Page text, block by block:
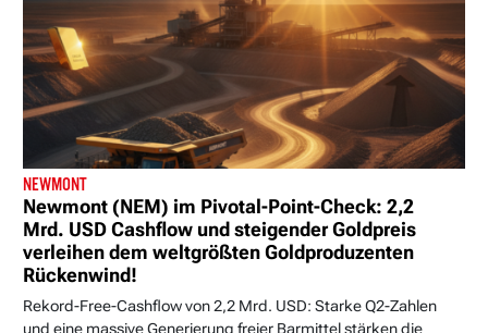
NEWMONT
Newmont (NEM) im Pivotal-Point-Check: 2,2
Mrd. USD Cashflow und steigender Goldpreis
verleihen dem weltgrößten Goldproduzenten
Rückenwind!
Rekord-Free-Cashflow von 2,2 Mrd. USD: Starke Q2-Zahlen
und eine massive Generierung freier Barmittel stärken die